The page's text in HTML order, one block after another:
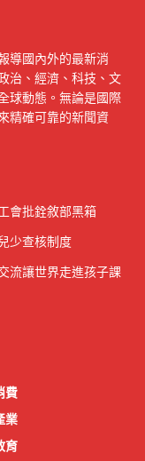
導國內外的最新消
治、經濟、科技、文
球動態。無論是國際
精確可靠的新聞資
會批銓敘部黑箱
少查核制度
流讓世界走進孩子課
費
業
育